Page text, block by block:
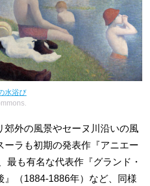
水浴び
郊外の風景やセーヌ川沿いの風
ーラも初期の発表作『アニエー
最も有名な代表作『グランド・
』（1884-1886年）など、同様